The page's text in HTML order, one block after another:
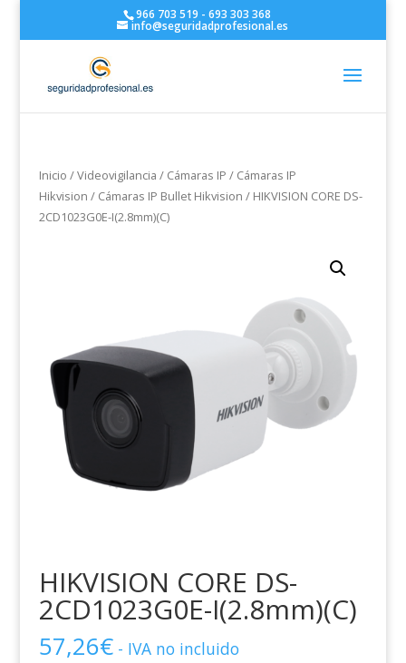
966 703 519 - 693 303 368
info@seguridadprofesional.es
Inicio /Videovigilancia / Cámaras IP / Cámaras IP
Hikvision / Cámaras IP Bullet Hikvision / HIKVISION CORE DS-
2CD1023G0E-I(2.8mm)(C)
HIKVISION CORE DS-
2CD1023G0E-I(2.8mm)(C)
57,26€ - IVA no incluido